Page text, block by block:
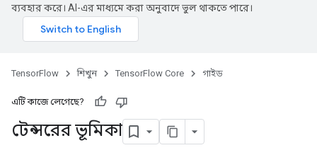
ব্যবহার করে। AI-এর মাধ্যমে করা অনুবাদে ভুল থাকতে পারে।
TensorFlow শিখুন TensorFlow Core গাইড
এটি কাজে লেগেছে?
টেন্সরের ভূমিকা